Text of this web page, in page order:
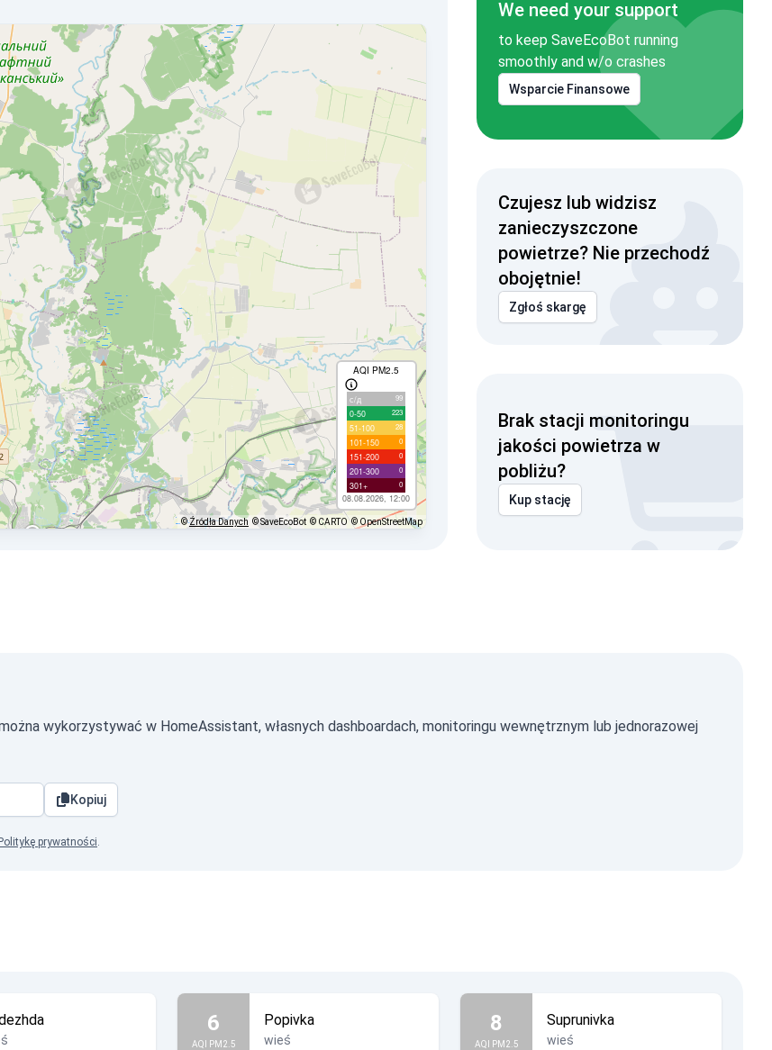
AQI PM2.5
с/д 99
0-50 223
51-100 28
101-150 0
151-200 0
201-300 0
301+ 0
08.08.2026, 12:00
©Źródła Danych © SaveEcoBot © CARTO © OpenStreetMap
We need your support
to keep SaveEcoBot running
smoothly and w/o crashes
Wsparcie Finansowe
Czujesz lub widzisz
zanieczyszczone
powietrze? Nie przechodź
obojętnie!
Zgłoś skargę
Brak stacji monitoringu
jakości powietrza w
pobliżu?
Kup stację
wykorzystywać w HomeAssistant, własnych dashboardach, monitoringu wewnętrznym lub jednorazowej
Kopiuj
Politykę prywatności.
6
AQI PM2.5
Popivka
wieś
8
AQI PM2.5
Suprunivka
wieś